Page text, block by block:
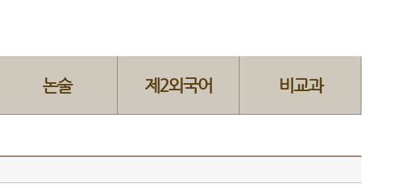
논술 제2외국어 비교과